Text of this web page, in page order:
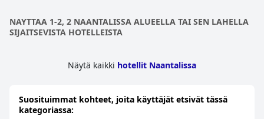
arvostivat kylpylän rauhallista ympäristöä sekä pehmeitä
kylpytakkeja ja tohveleita.
NAYTTAA 1-2, 2 NAANTALISSA ALUEELLA TAI SEN LAHELLA
SIJAITSEVISTA HOTELLEISTA
Näytä kaikki hotellit Naantalissa
Suosituimmat kohteet, joita käyttäjät etsivät tässä
kategoriassa: